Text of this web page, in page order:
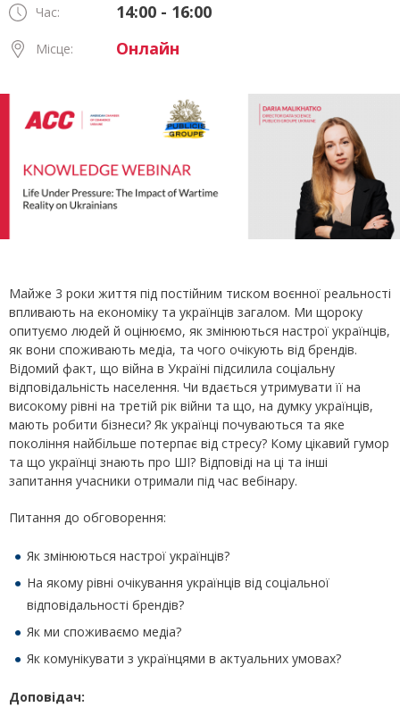
Час: 14:00 - 16:00
Місце: Онлайн
Майже 3 роки життя під постійним тиском воєнної реальності
впливають на економіку та українців загалом. Ми щороку
опитуємо людей й оцінюємо, як змінюються настрої українців,
як вони споживають медіа, та чого очікують від брендів.
Відомий факт, що війна в Україні підсилила соціальну
відповідальність населення. Чи вдається утримувати її на
високому рівні на третій рік війни та що, на думку українців,
мають робити бізнеси? Як українці почуваються та яке
покоління найбільше потерпає від стресу? Кому цікавий гумор
та що українці знають про ШІ? Відповіді на ці та інші
запитання учасники отримали під час вебінару.
Питання до обговорення:
Як змінюються настрої українців?
На якому рівні очікування українців від соціальної
відповідальності брендів?
Як ми споживаємо медіа?
Як комунікувати з українцями в актуальних умовах?
Доповідач: